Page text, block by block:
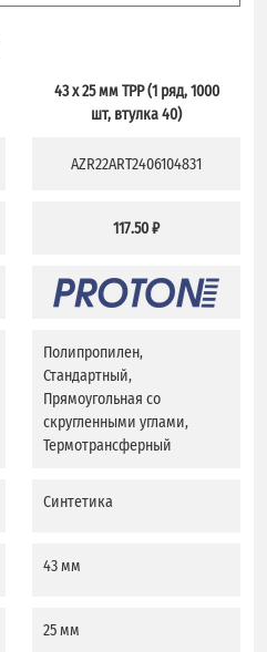
43 x 25 мм TPP (1 ряд, 1000
шт, втулка 40)
AZR22ART2406104831
117.50 ₽
Полипропилен,
Стандартный,
Прямоугольная со
скругленными углами,
Термотрансферный
Синтетика
43 мм
25 мм